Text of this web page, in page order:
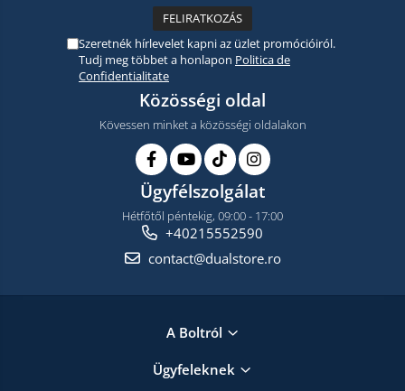
Szeretnék hírlevelet kapni az üzlet promócióiról.
Tudj meg többet a honlapon Politica de
Confidentialitate
Közösségi oldal
Kövessen minket a közösségi oldalakon
Ügyfélszolgálat
Hétfőtől péntekig, 09:00 - 17:00
+40215552590
contact@dualstore.ro
A Boltról
Ügyfeleknek